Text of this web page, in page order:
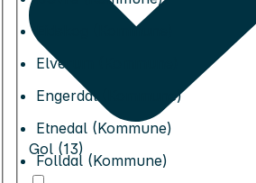
Eidskog (Kommune)
Elverum (Kommune)
Engerdal (Kommune)
Etnedal (Kommune)
Folldal (Kommune)
Gol (13)